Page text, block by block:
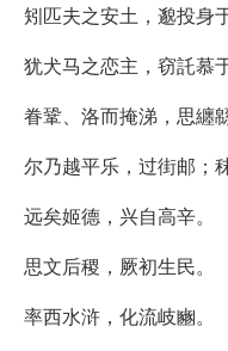
矧匹夫之安土，邈投身
犹犬马之恋主，窃託慕
眷鞏、洛而掩涕，思纏
尔乃越平乐，过街邮；
远矣姬德，兴自高辛。
思文后稷，厥初生民。
率西水浒，化流岐豳。